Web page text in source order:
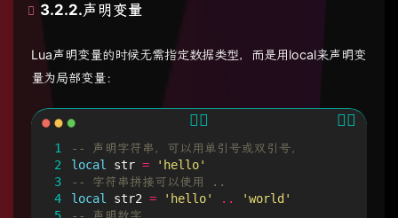
3.2.2.声明变量
Lua声明变量的时候无需指定数据类型，而是用local来声明变
量为局部变量：
1
2
3
4
-- 声明字符串，可以用单引号或双引号，
local
str =
'hello'
-- 字符串拼接可以使用 ..
local
str2 = 'hello' ..
'world'